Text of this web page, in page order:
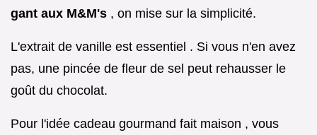
gant aux M&M's , on mise sur la simplicité.
L'extrait de vanille est essentiel . Si vous n'en avez
pas, une pincée de fleur de sel peut rehausser le
goût du chocolat.
Pour l'idée cadeau gourmand fait maison , vous